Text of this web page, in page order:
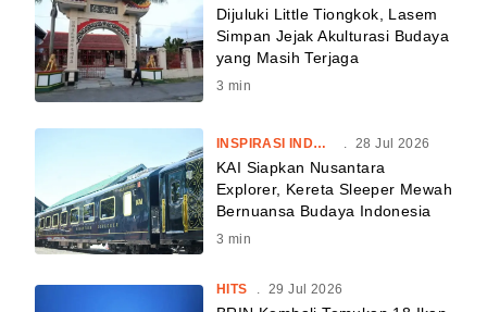
Dijuluki Little Tiongkok, Lasem
Simpan Jejak Akulturasi Budaya
yang Masih Terjaga
3 min
INSPIRASI INDONESIA 28 Jul 2026
KAI Siapkan Nusantara
Explorer, Kereta Sleeper Mewah
Bernuansa Budaya Indonesia
3 min
HITS 29 Jul 2026